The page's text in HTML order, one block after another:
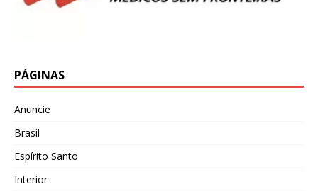
PÁGINAS
Anuncie
Brasil
Espírito Santo
Interior